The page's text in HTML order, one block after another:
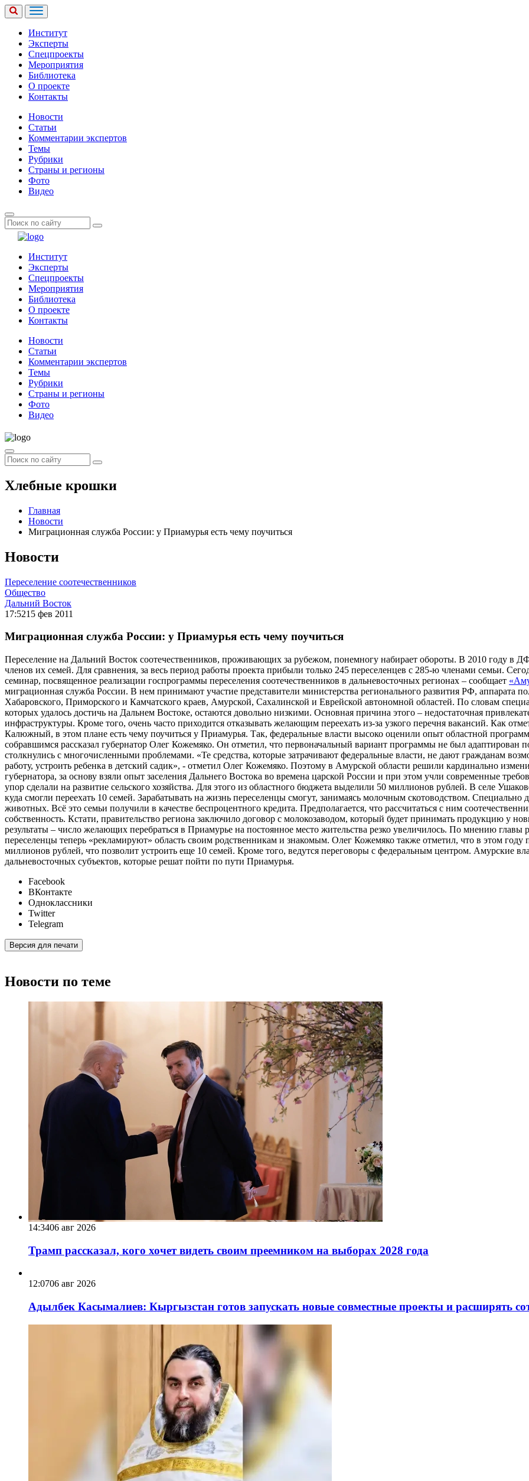
Институт
Эксперты
Спецпроекты
Мероприятия
Библиотека
О проекте
Контакты
Новости
Статьи
Комментарии экспертов
Темы
Рубрики
Страны и регионы
Фото
Видео
Институт
Эксперты
Спецпроекты
Мероприятия
Библиотека
О проекте
Контакты
Новости
Статьи
Комментарии экспертов
Темы
Рубрики
Страны и регионы
Фото
Видео
Хлебные крошки
Главная
Новости
Миграционная служба России: у Приамурья есть чему поучиться
Новости
Переселение соотечественников
Общество
Дальний Восток
17:5215 фев 2011
Миграционная служба России: у Приамурья есть чему поучиться
Переселение на Дальний Восток соотечественников, проживающих за рубежом, понемногу набирает обороты. В 2010 году в
членов их семей. Для сравнения, за весь период работы проекта прибыли только 245 переселенцев с 285-ю членами семьи.
семинар, посвященное реализации госпрограммы переселения соотечественников в дальневосточных регионах – сообщает
миграционная служба России. В нем принимают участие представители министерства регионального развития РФ,
Хабаровского, Приморского и Камчатского краев, Амурской, Сахалинской и Еврейской автономной областей. По словам
которых удалось достичь на Дальнем Востоке, остаются довольно низкими. Основная причина этого – недостаточная
инфраструктуры. Кроме того, очень часто приходится отказывать желающим переехать из-за узкого перечня вакансий. Как
Калюжный, в этом плане есть чему поучиться у Приамурья. Так, федеральные власти высоко оценили опыт областной
собравшимся рассказал губернатор Олег Кожемяко. Он отметил, что первоначальный вариант программы не был адаптирован
столкнулись с многочисленными проблемами. «Те средства, которые затрачивают федеральные власти, не дают гражданам
работу, устроить ребенка в детский садик», - отметил Олег Кожемяко. Поэтому в Амурской области решили кардинально
губернатора, за основу взяли опыт заселения Дальнего Востока во времена царской России и при этом учли современные
упор сделали на развитие сельского хозяйства. Для этого из областного бюджета выделили 50 миллионов рублей. В селе
куда смогли переехать 10 семей. Зарабатывать на жизнь переселенцы смогут, занимаясь молочным скотоводством.
животных. Всё это семьи получили в качестве беспроцентного кредита. Предполагается, что рассчитаться с ним
собственность. Кстати, правительство региона заключило договор с молокозаводом, который будет принимать продукцию у
результаты – число желающих перебраться в Приамурье на постоянное место жительства резко увеличилось. По мнению главы
переселенцы теперь «рекламируют» область своим родственникам и знакомым. Олег Кожемяко также отметил, что в этом
миллионов рублей, что позволит устроить еще 10 семей. Кроме того, ведутся переговоры с федеральным центром. Амурские
дальневосточных субъектов, которые решат пойти по пути Приамурья.
Facebook
ВКонтакте
Одноклассники
Twitter
Telegram
Версия для печати
Новости по теме
14:3406 авг 2026
Трамп рассказал, кого хочет видеть своим преемником на выборах 2028 года
12:0706 авг 2026
Адылбек Касымалиев: Кыргызстан готов запускать новые совместные проекты и расширять